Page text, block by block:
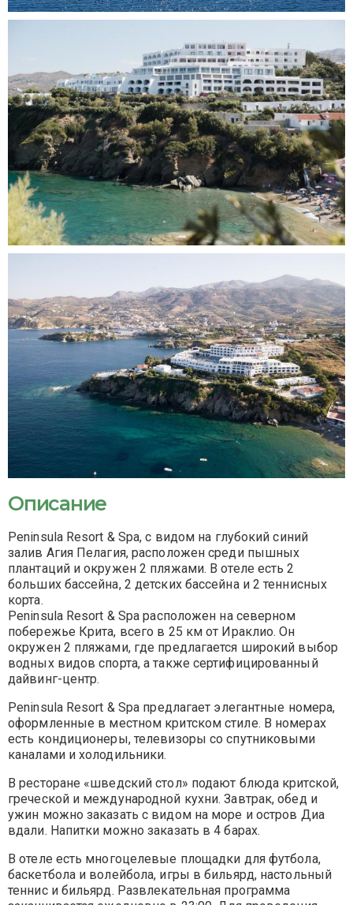
Описание
Peninsula Resort & Spa, с видом на глубокий синий
залив Агия Пелагия, расположен среди пышных
плантаций и окружен 2 пляжами. В отеле есть 2
больших бассейна, 2 детских бассейна и 2 теннисных
корта.
Peninsula Resort & Spa расположен на северном
побережье Крита, всего в 25 км от Ираклио. Он
окружен 2 пляжами, где предлагается широкий выбор
водных видов спорта, а также сертифицированный
дайвинг-центр.
Peninsula Resort & Spa предлагает элегантные номера,
оформленные в местном критском стиле. В номерах
есть кондиционеры, телевизоры со спутниковыми
каналами и холодильники.
В ресторане «шведский стол» подают блюда критской,
греческой и международной кухни. Завтрак, обед и
ужин можно заказать с видом на море и остров Диа
вдали. Напитки можно заказать в 4 барах.
В отеле есть многоцелевые площадки для футбола,
баскетбола и волейбола, игры в бильярд, настольный
теннис и бильярд. Развлекательная программа